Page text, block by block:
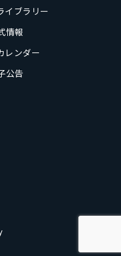
イブラリー
情報
レンダー
公告